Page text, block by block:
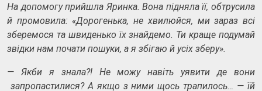
На допомогу прийшла Яринка. Вона підняла її, обтрусила
й промовила: «Дорогенька, не хвилюйся, ми зараз всі
зберемося та швиденько їх знайдемо. Ти краще подумай
звідки нам почати пошуки, а я збігаю й усіх зберу».
— Якби я знала?! Не можу навіть уявити де вони
запропастилися? А якщо з ними щось трапилось… —їй